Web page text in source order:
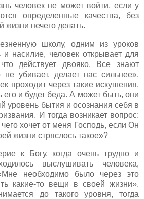
человек не может войти, если у
определенные качества, без
жизни нечего делать.
школу, одним из уроков
насилие, человек открывает для
действует двояко. Все знают
не убивает, делает нас сильнее».
проходит через такие искушения,
его и будет беда. А может быть, они
уровень бытия и осознания себя в
И тогда возникает вопрос:
хочет от меня Господь, если Он
жизни стряслось такое»?
к Богу, когда очень трудно и
выслушивать человека,
необходимо было через это
какие-то вещи в своей жизни».
до такого уровня, тогда